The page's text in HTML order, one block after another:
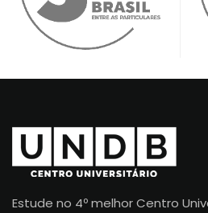
Estude no 4º melhor Centro